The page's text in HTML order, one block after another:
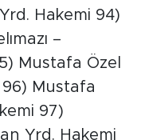
Hakemi 94)
–
Mustafa Özel
96) Mustafa
97)
Yrd. Hakemi